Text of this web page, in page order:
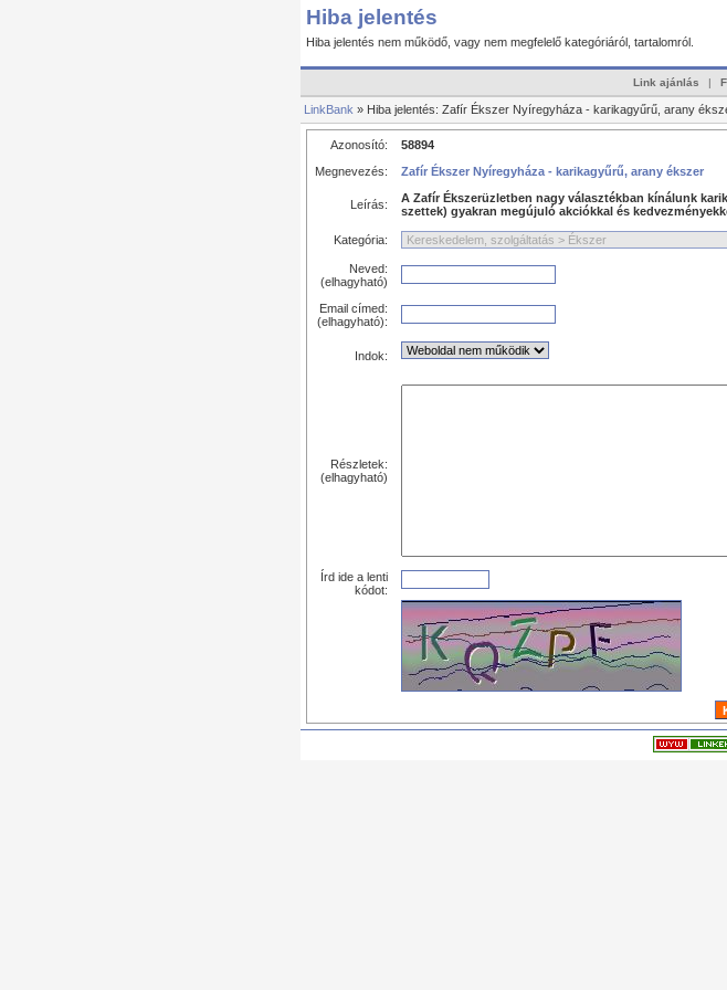
Hiba jelentés
Hiba jelentés nem működő, vagy nem megfelelő kategóriáról, tartalomról.
Link ajánlás |
LinkBank » Hiba jelentés: Zafír Ékszer Nyíregyháza - karikagyűrű, arany
Azonosító:
58894
Megnevezés:
Zafír Ékszer Nyíregyháza - karikagyűrű, arany ékszer
Leírás:
A Zafír Ékszerüzletben nagy választékban kínálunk
szettek) gyakran megújuló akciókkal és
Kategória:
Neved:
(elhagyható)
Email címed:
(elhagyható):
Indok:
Részletek:
(elhagyható)
Írd ide a lenti
kódot: